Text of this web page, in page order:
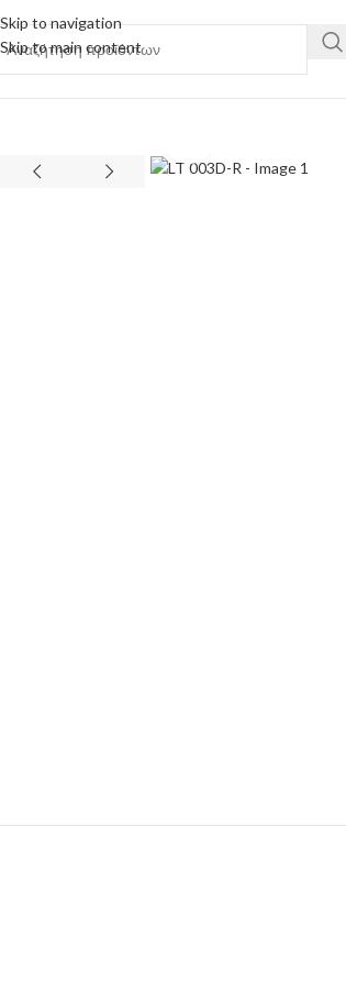
Skip to navigation
Skip to main content